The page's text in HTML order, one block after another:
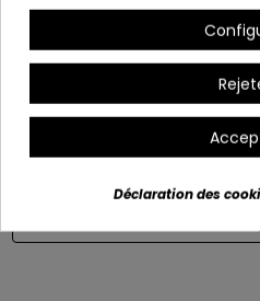
Hauteur sur le siège: 46 cm
Variants
Déclaration des